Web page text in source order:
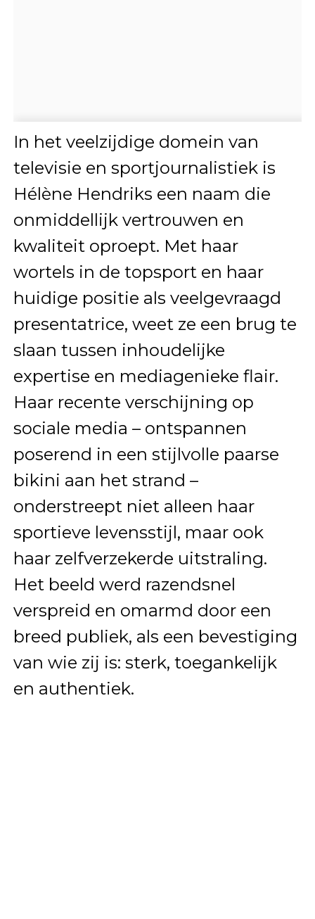
In het veelzijdige domein van
televisie en sportjournalistiek is
Hélène Hendriks een naam die
onmiddellijk vertrouwen en
kwaliteit oproept. Met haar
wortels in de topsport en haar
huidige positie als veelgevraagd
presentatrice, weet ze een brug te
slaan tussen inhoudelijke
expertise en mediagenieke flair.
Haar recente verschijning op
sociale media – ontspannen
poserend in een stijlvolle paarse
bikini aan het strand –
onderstreept niet alleen haar
sportieve levensstijl, maar ook
haar zelfverzekerde uitstraling.
Het beeld werd razendsnel
verspreid en omarmd door een
breed publiek, als een bevestiging
van wie zij is: sterk, toegankelijk
en authentiek.